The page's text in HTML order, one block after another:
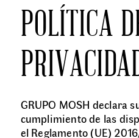
POLÍTICA
GRUPO MOSH declara
cumplimiento de las
el Reglamento (UE)